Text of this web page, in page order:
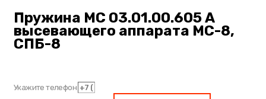
Пружина МС 03.01.00.605 А
высевающего аппарата МС-8,
СПБ-8
Укажите телефон